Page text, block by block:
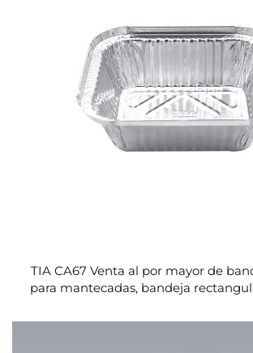
TIA CA67 Venta al por mayor de
para mantecadas, bandeja